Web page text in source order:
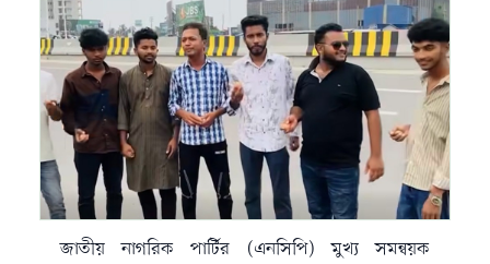
জাতীয় নাগরিক পার্টির (এনসিপি) মুখ্য সমন্বয়ক